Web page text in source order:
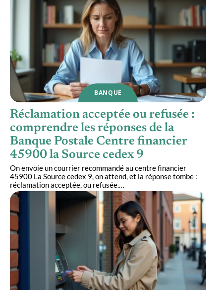
BANQUE
Réclamation acceptée ou refusée :
comprendre les réponses de la
Banque Postale Centre financier
45900 la Source cedex 9
On envoie un courrier recommandé au centre financier
45900 La Source cedex 9, on attend, et la réponse tombe :
réclamation acceptée, ou refusée.…